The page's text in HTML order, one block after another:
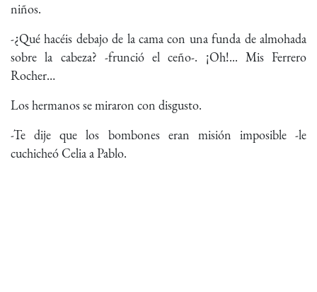
niños.
-¿Qué hacéis debajo de la cama con una funda de almohada
sobre la cabeza? -frunció el ceño-. ¡Oh!... Mis Ferrero
Rocher…
Los hermanos se miraron con disgusto.
-Te dije que los bombones eran misión imposible -le
cuchicheó Celia a Pablo.